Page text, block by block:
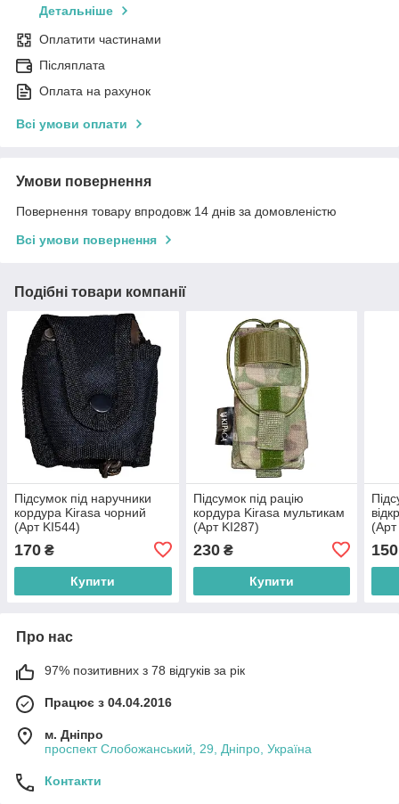
Детальніше
Оплатити частинами
Післяплата
Оплата на рахунок
Всі умови оплати
Умови повернення
Повернення товару впродовж 14 днів за домовленістю
Всі умови повернення
Подібні товари компанії
Підсумок під наручники
кордура Kirasa чорний
(Арт KI544)
170 ₴
Купити
Підсумок під рацію
кордура Kirasa мультикам
(Арт KI287)
230₴
Купити
150
Про нас
97% позитивних з 78 відгуків за рік
Працює з 04.04.2016
м. Дніпро
проспект Слобожанський, 29, Дніпро, Україна
Контакти